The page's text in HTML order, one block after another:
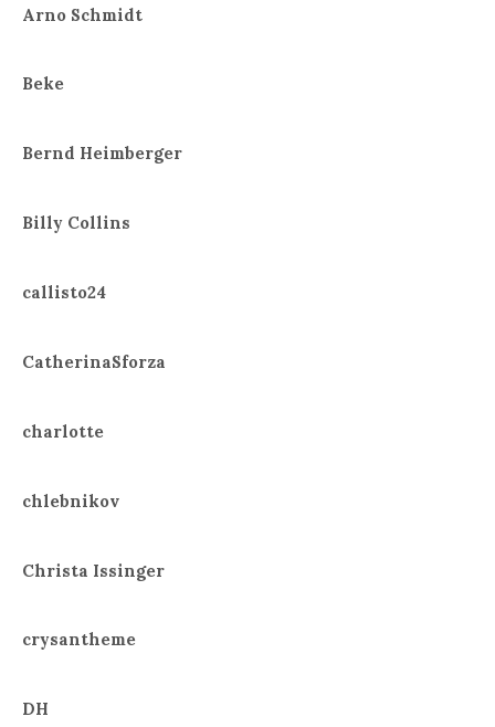
Arno Schmidt
Beke
Bernd Heimberger
Billy Collins
callisto24
CatherinaSforza
charlotte
chlebnikov
Christa Issinger
crysantheme
DH